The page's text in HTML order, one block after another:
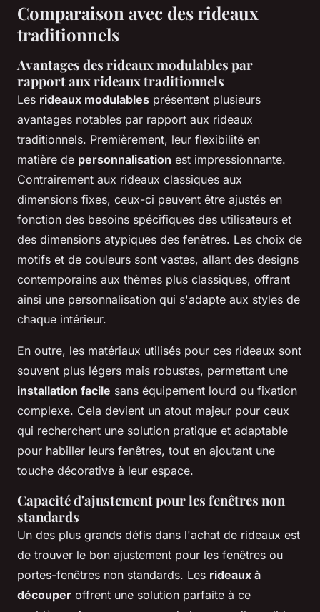
Comparaison avec des rideaux
traditionnels
Avantages des rideaux modulables par
rapport aux rideaux traditionnels
Les rideaux modulables présentent plusieurs
avantages notables par rapport aux rideaux
traditionnels. Premièrement, leur flexibilité en
matière de personnalisation est impressionnante.
Contrairement aux rideaux classiques aux
dimensions fixes, ceux-ci peuvent être ajustés en
fonction des besoins spécifiques des utilisateurs et
des dimensions atypiques des fenêtres. Les choix de
motifs et de couleurs sont vastes, allant des designs
contemporains aux thèmes plus classiques, offrant
ainsi une personnalisation qui s'adapte aux styles de
chaque intérieur.
En outre, les matériaux utilisés pour ces rideaux sont
souvent plus légers mais robustes, permettant une
installation facile sans équipement lourd ou fixation
complexe. Cela devient un atout majeur pour ceux
qui recherchent une solution pratique et adaptable
pour habiller leurs fenêtres, tout en ajoutant une
touche décorative à leur espace.
Capacité d'ajustement pour les fenêtres non
standards
Un des plus grands défis dans l'achat de rideaux est
de trouver le bon ajustement pour les fenêtres ou
portes-fenêtres non standards. Les rideaux à
découper offrent une solution parfaite à ce